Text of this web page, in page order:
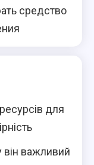
средство
для
він важливий